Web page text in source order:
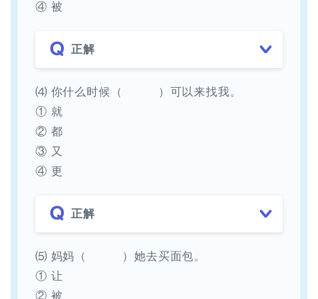
④ 被
正解
⑷ 你什么时候（ ）可以来找我。
① 就
② 都
③ 又
④ 更
正解
⑸ 妈妈（ ）她去买面包。
① 让
② 被